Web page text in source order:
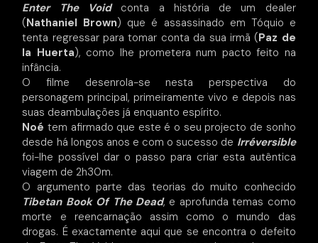
Enter The Voidconta a história de um dealer
(Nathaniel Brown) que é assassinado em Tóquio e
tenta regressar para tomar conta da sua irmã (Paz de
la Huerta), como lhe prometera num pacto feito na
infância.
O filme desenrola-se nesta perspectiva do
personagem principal, primeiramente vivo e depois nas
suas deambulações já enquanto espírito.
Noé tem afirmado que este é o seu projecto de sonho
desde há longos anos e com o sucesso de Irréversible
foi-lhe possível dar o passo para criar esta autêntica
viagem de 2h30m.
O argumento parte das teorias do muito conhecido
Tibetan Book Of The Dead, e aprofunda temas como
morte e reencarnação assim como o mundo das
drogas. É exactamente aqui que se encontra o defeito